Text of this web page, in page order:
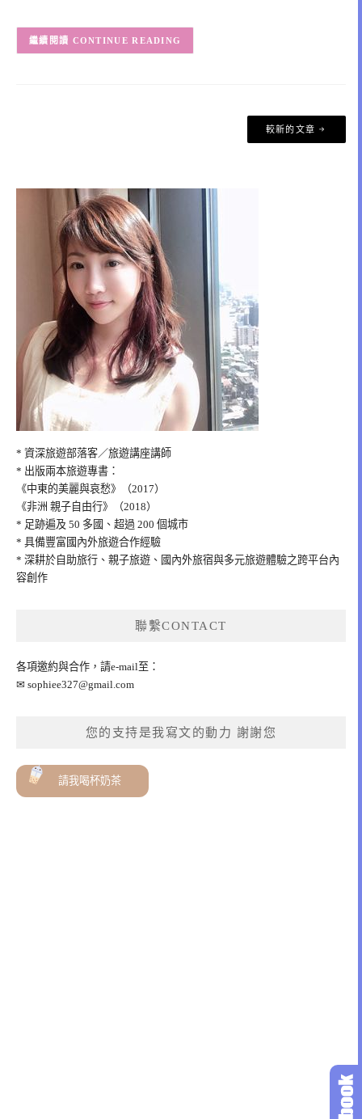
CONTINUE READING
覽
較新的文章
* 資深旅遊部落客／旅遊講座講師
* 出版兩本旅遊專書：
《中東的美麗與哀愁》（2017）
《非洲 親子自由行》（2018）
* 足跡遍及 50 多國、超過 200 個城市
* 具備豐富國內外旅遊合作經驗
* 深耕於自助旅行、親子旅遊、國內外旅宿與多元旅遊體驗之跨平台內
容創作
聯繫CONTACT
各項邀約與合作，請e-mail至：
✉ sophiee327@gmail.com
您的支持是我寫文的動力 謝謝您
請我喝杯奶茶